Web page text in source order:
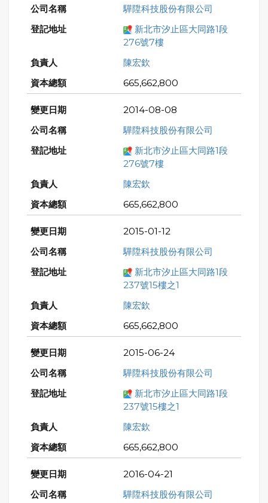
驊陞科技股份有限公司
新北市汐止區大同路1段
276號7樓
陳宏欽
665,662,800
2014-08-08
驊陞科技股份有限公司
新北市汐止區大同路1段
276號7樓
陳宏欽
665,662,800
2015-01-12
驊陞科技股份有限公司
新北市汐止區大同路1段
237號15樓之1
陳宏欽
665,662,800
2015-06-24
驊陞科技股份有限公司
新北市汐止區大同路1段
237號15樓之1
陳宏欽
665,662,800
2016-04-21
驊陞科技股份有限公司